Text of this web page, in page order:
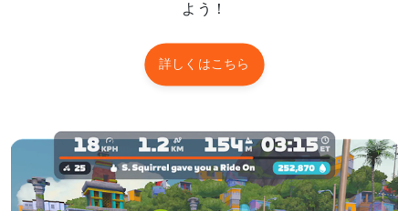
よう！
詳しくはこちら